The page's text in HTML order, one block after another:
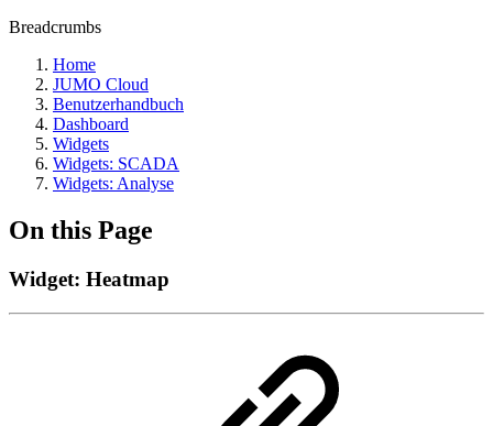
Breadcrumbs
Home
JUMO Cloud
Benutzerhandbuch
Dashboard
Widgets
Widgets: SCADA
Widgets: Analyse
On this Page
Widget: Heatmap